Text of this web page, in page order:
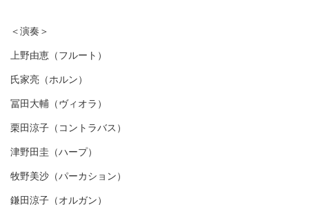
＜演奏＞
上野由恵（フルート）
氏家亮（ホルン）
冨田大輔（ヴィオラ）
栗田涼子（コントラバス）
津野田圭（ハープ）
牧野美沙（パーカション）
鎌田涼子（オルガン）